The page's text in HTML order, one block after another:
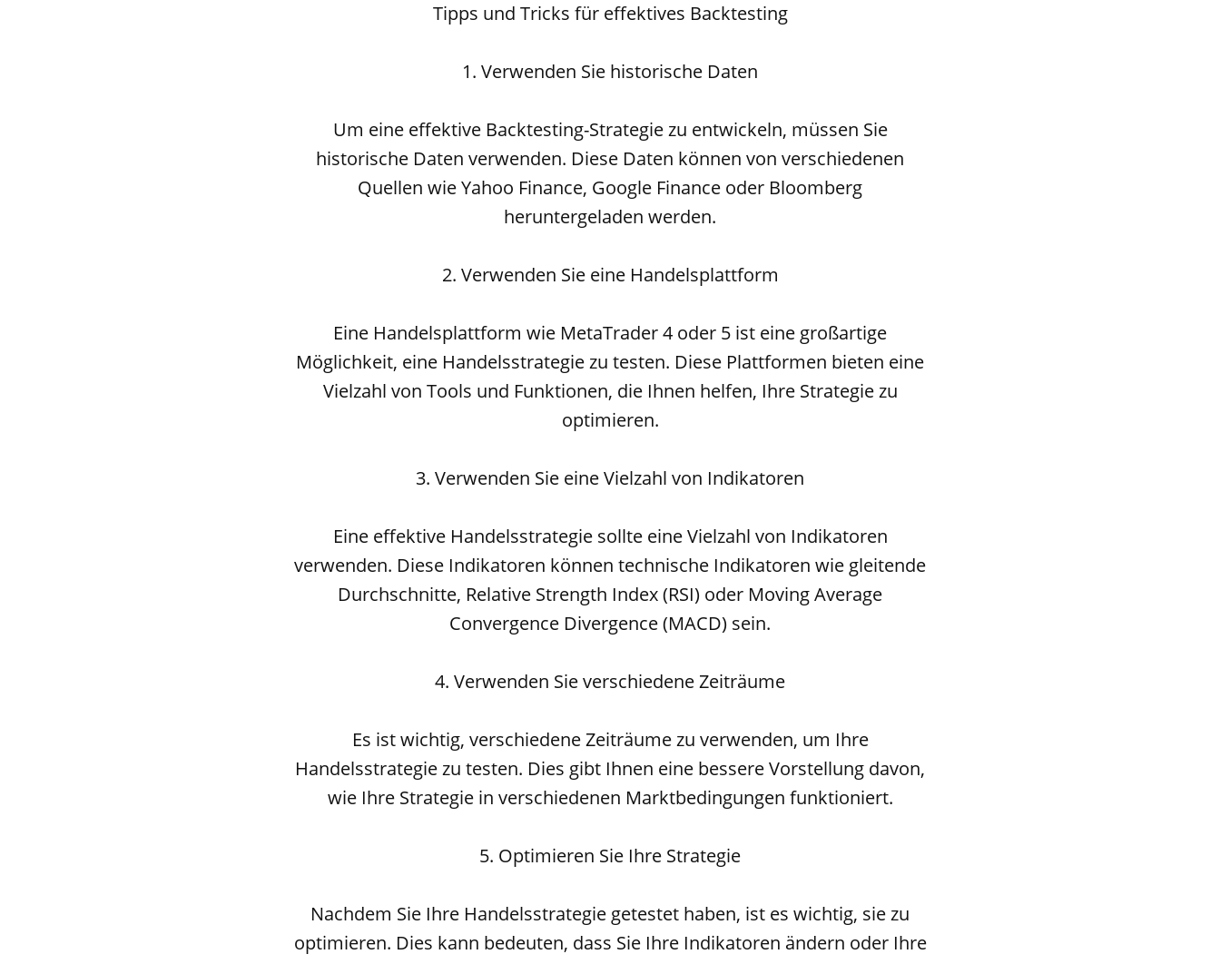
Tipps und Tricks für effektives Backtesting
1. Verwenden Sie historische Daten
Um eine effektive Backtesting-Strategie zu entwickeln, müssen Sie
historische Daten verwenden. Diese Daten können von verschiedenen
Quellen wie Yahoo Finance, Google Finance oder Bloomberg
heruntergeladen werden.
2. Verwenden Sie eine Handelsplattform
Eine Handelsplattform wie MetaTrader 4 oder 5 ist eine großartige
Möglichkeit, eine Handelsstrategie zu testen. Diese Plattformen bieten eine
Vielzahl von Tools und Funktionen, die Ihnen helfen, Ihre Strategie zu
optimieren.
3. Verwenden Sie eine Vielzahl von Indikatoren
Eine effektive Handelsstrategie sollte eine Vielzahl von Indikatoren
verwenden. Diese Indikatoren können technische Indikatoren wie gleitende
Durchschnitte, Relative Strength Index (RSI) oder Moving Average
Convergence Divergence (MACD) sein.
4. Verwenden Sie verschiedene Zeiträume
Es ist wichtig, verschiedene Zeiträume zu verwenden, um Ihre
Handelsstrategie zu testen. Dies gibt Ihnen eine bessere Vorstellung davon,
wie Ihre Strategie in verschiedenen Marktbedingungen funktioniert.
5. Optimieren Sie Ihre Strategie
Nachdem Sie Ihre Handelsstrategie getestet haben, ist es wichtig, sie zu
optimieren. Dies kann bedeuten, dass Sie Ihre Indikatoren ändern oder Ihre